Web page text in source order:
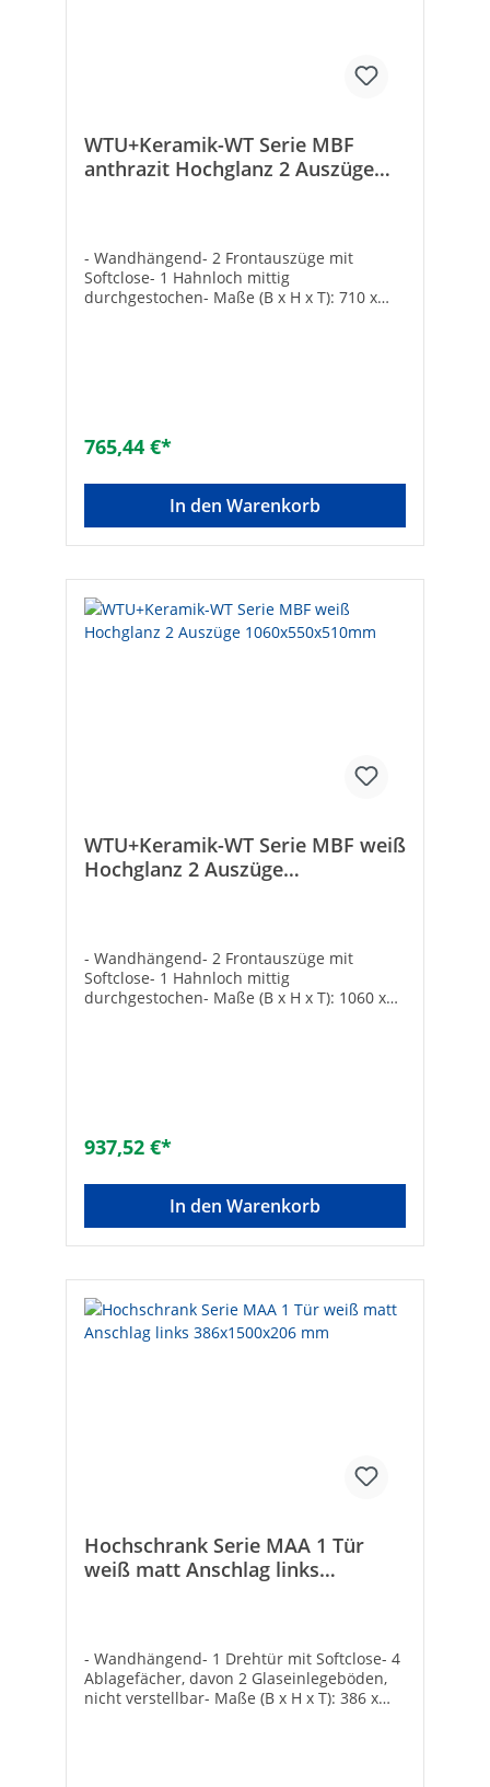
WTU+Keramik-WT Serie MBF
anthrazit Hochglanz 2 Auszüge
- Wandhängend- 2 Frontauszüge mit
Softclose- 1 Hahnloch mittig
durchgestochen- Maße (B x H x T): 710 x
765,44 €*
In den Warenkorb
WTU+Keramik-WT Serie MBF weiß
Hochglanz 2 Auszüge
- Wandhängend- 2 Frontauszüge mit
Softclose- 1 Hahnloch mittig
durchgestochen- Maße (B x H x T): 1060 x
937,52 €*
In den Warenkorb
Hochschrank Serie MAA 1 Tür
weiß matt Anschlag links
- Wandhängend- 1 Drehtür mit Softclose- 4
Ablagefächer, davon 2 Glaseinlegeböden,
nicht verstellbar- Maße (B x H x T): 386 x